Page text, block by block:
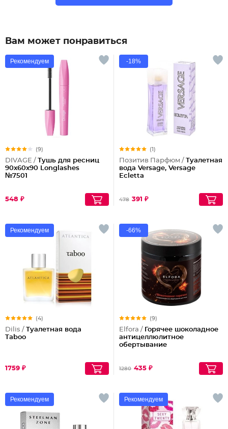
Вам может понравиться
Рекомендуем
(9)
DIVAGE / Тушь для ресниц
90x60x90 Longlashes
№7501
548 ₽
-18%
(1)
Позитив Парфюм / Туалетная
вода Versage, Versage
Еcletta
478 391 ₽
Рекомендуем
(4)
Dilis / Туалетная вода
Taboo
1759 ₽
-66%
(9)
Elfora / Горячее шоколадное
антицеллюлитное
обертывание
1280 435 ₽
Рекомендуем Рекомендуем